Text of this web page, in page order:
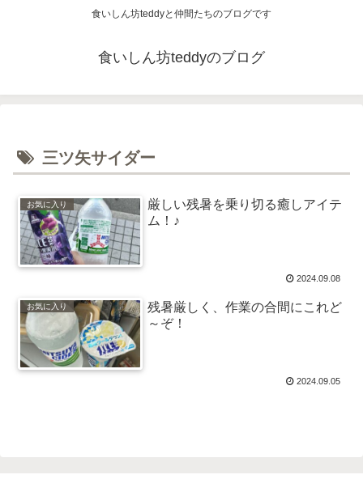
食いしん坊teddyと仲間たちのブログです
食いしん坊teddyのブログ
三ツ矢サイダー
お気に入り
厳しい残暑を乗り切る癒しアイテ
ム！♪
2024.09.08
お気に入り
残暑厳しく、作業の合間にこれど
～ぞ！
2024.09.05